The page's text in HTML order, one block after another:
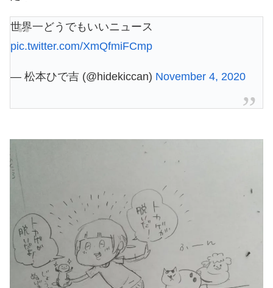
世界一どうでもいいニュース
pic.twitter.com/XmQfmiFCmp
— 松本ひで吉 (@hidekiccan) November 4, 2020